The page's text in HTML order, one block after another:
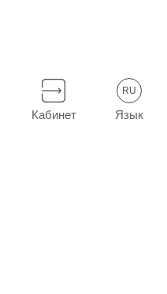
Кабинет
RU
Язык